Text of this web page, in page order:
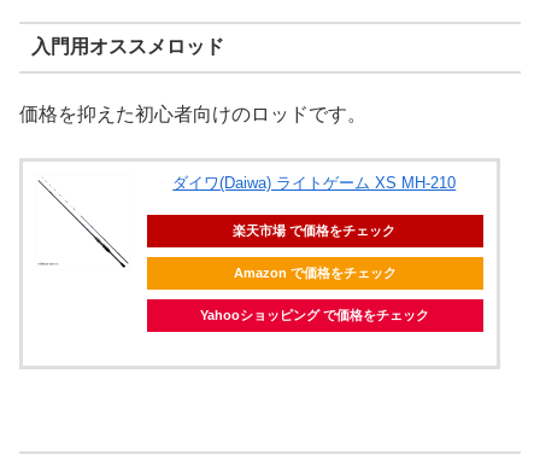
入門用オススメロッド
価格を抑えた初心者向けのロッドです。
ダイワ(Daiwa) ライトゲーム XS MH-210
楽天市場 で価格をチェック
Amazon で価格をチェック
Yahooショッピング で価格をチェック